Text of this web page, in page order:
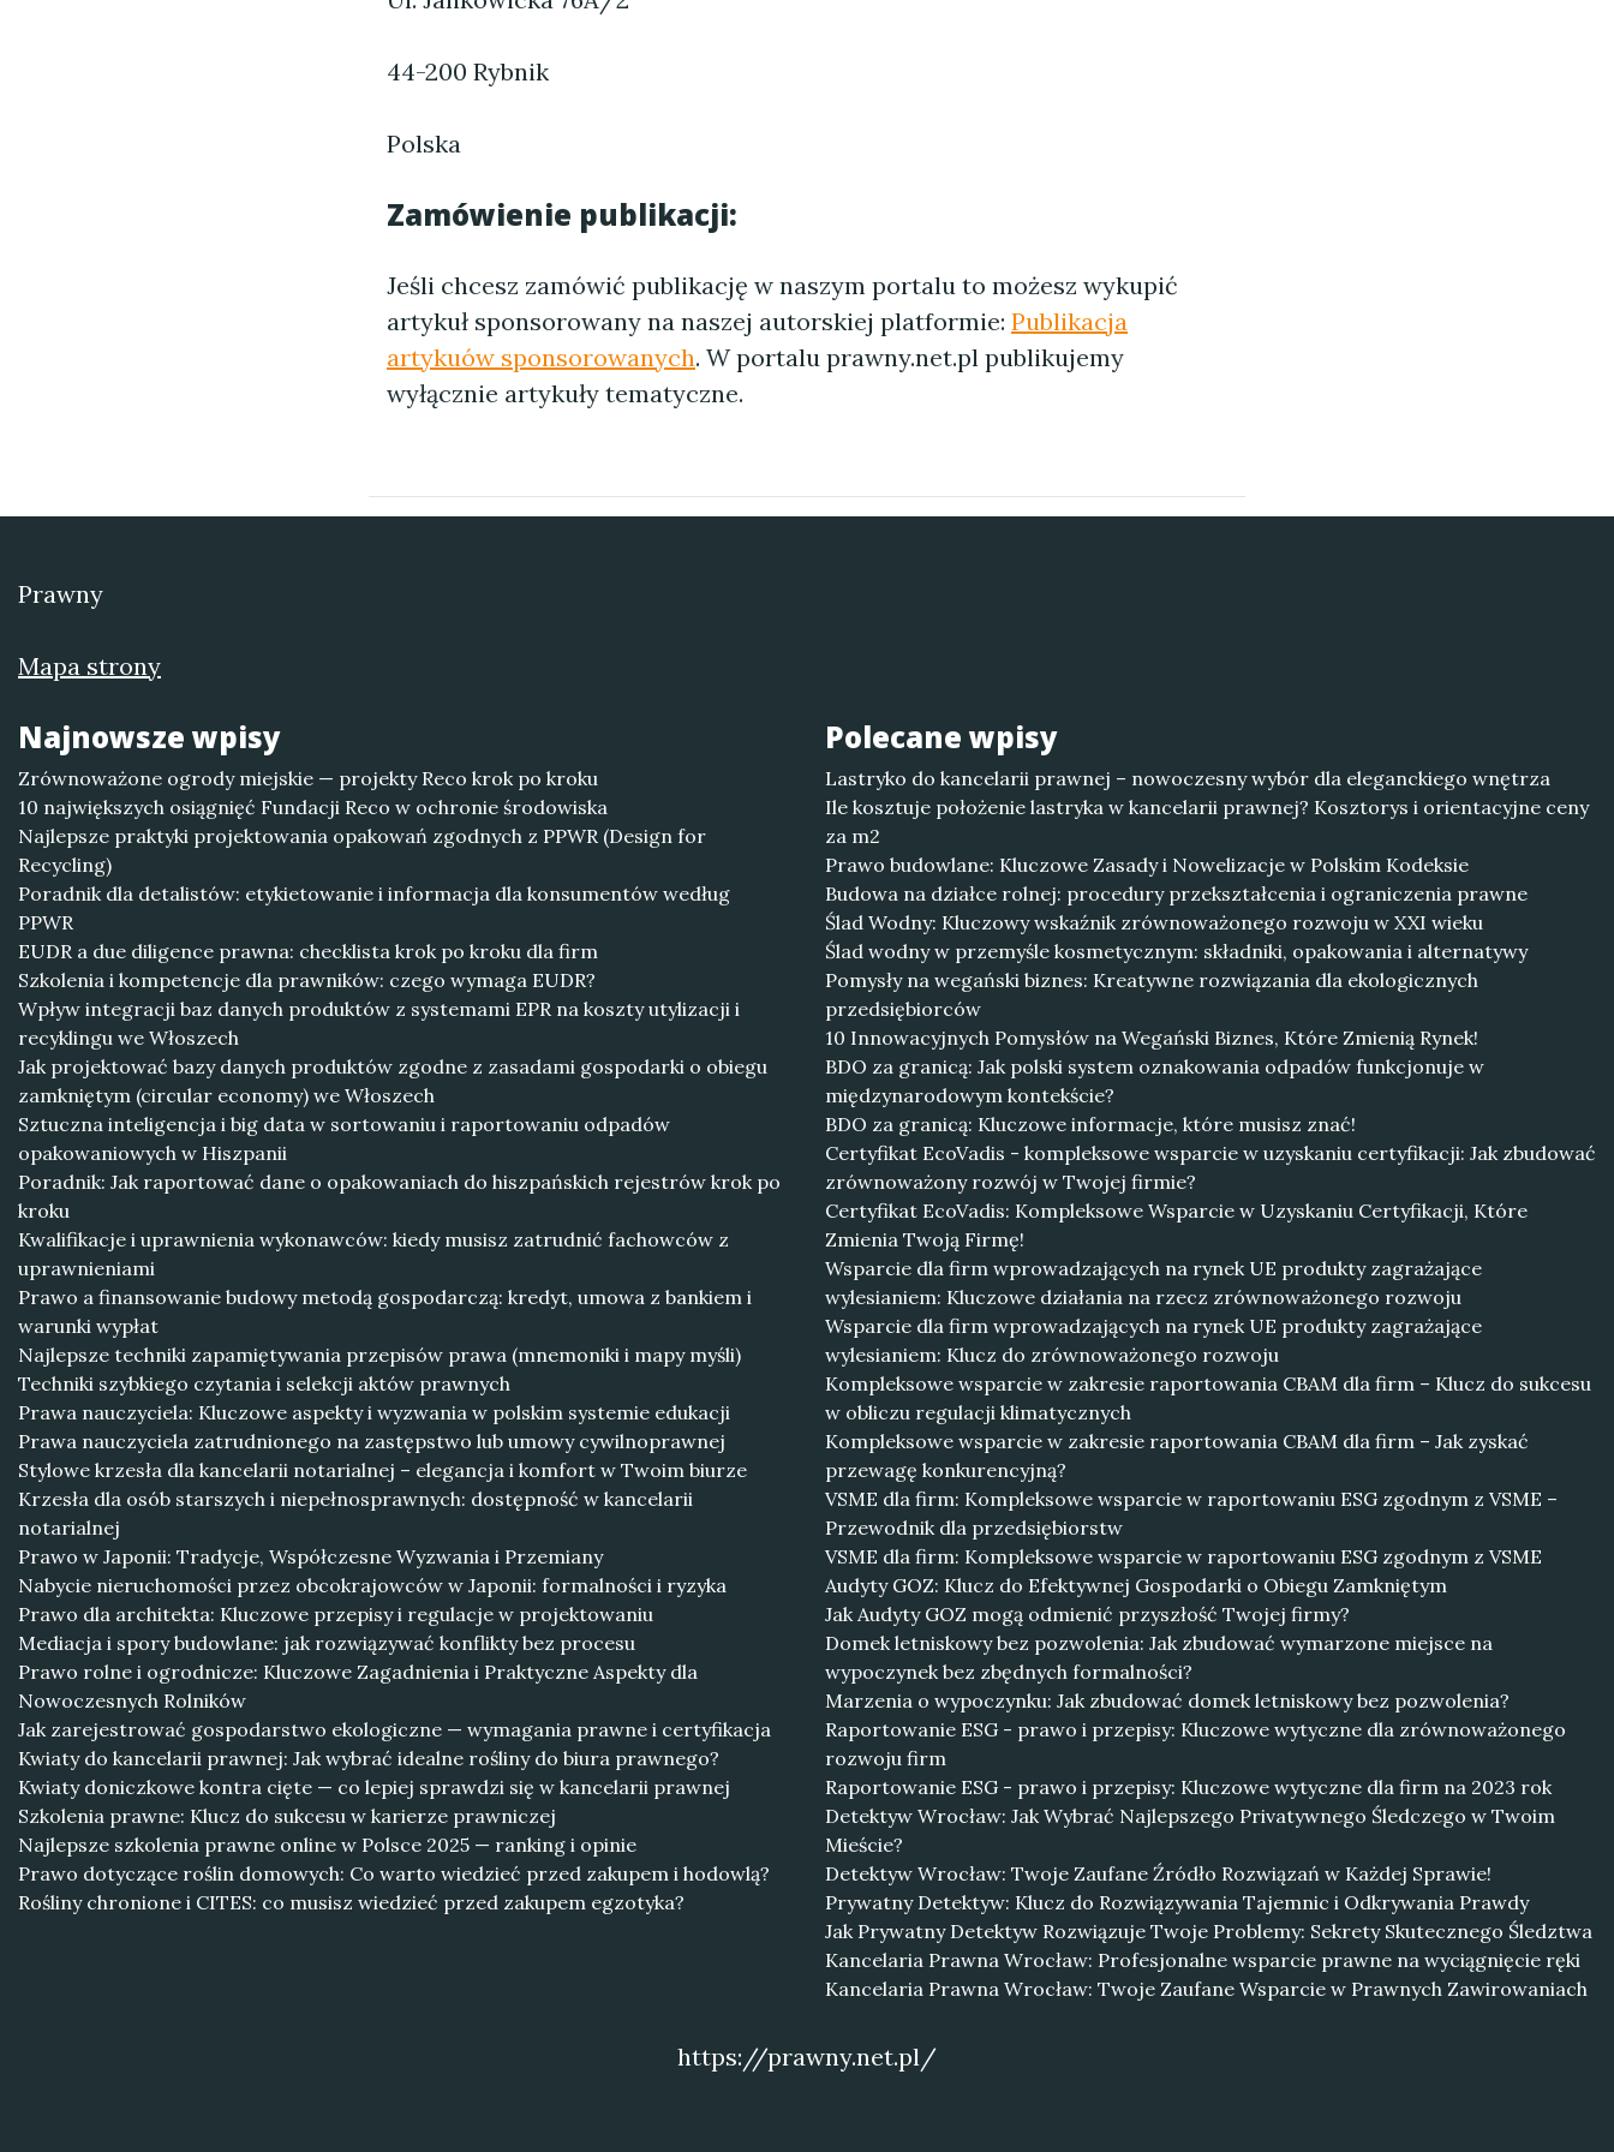
44-200 Rybnik
Polska
Zamówienie publikacji:
Jeśli chcesz zamówić publikację w naszym portalu to możesz wykupić
artykuł sponsorowany na naszej autorskiej platformie: Publikacja
artykuów sponsorowanych. W portalu prawny.net.pl publikujemy
wyłącznie artykuły tematyczne.
Prawny
Mapa strony
Najnowsze wpisy
Zrównoważone ogrody miejskie — projekty Reco krok po kroku
10 największych osiągnięć Fundacji Reco w ochronie środowiska
Najlepsze praktyki projektowania opakowań zgodnych z PPWR (Design for
Recycling)
Poradnik dla detalistów: etykietowanie i informacja dla konsumentów według
PPWR
EUDR a due diligence prawna: checklista krok po kroku dla firm
Szkolenia i kompetencje dla prawników: czego wymaga EUDR?
Wpływ integracji baz danych produktów z systemami EPR na koszty utylizacji i
recyklingu we Włoszech
Jak projektować bazy danych produktów zgodne z zasadami gospodarki o obiegu
zamkniętym (circular economy) we Włoszech
Sztuczna inteligencja i big data w sortowaniu i raportowaniu odpadów
opakowaniowych w Hiszpanii
Poradnik: Jak raportować dane o opakowaniach do hiszpańskich rejestrów krok po
kroku
Kwalifikacje i uprawnienia wykonawców: kiedy musisz zatrudnić fachowców z
uprawnieniami
Prawo a finansowanie budowy metodą gospodarczą: kredyt, umowa z bankiem i
warunki wypłat
Najlepsze techniki zapamiętywania przepisów prawa (mnemoniki i mapy myśli)
Techniki szybkiego czytania i selekcji aktów prawnych
Prawa nauczyciela: Kluczowe aspekty i wyzwania w polskim systemie edukacji
Prawa nauczyciela zatrudnionego na zastępstwo lub umowy cywilnoprawnej
Stylowe krzesła dla kancelarii notarialnej – elegancja i komfort w Twoim biurze
Krzesła dla osób starszych i niepełnosprawnych: dostępność w kancelarii
notarialnej
Prawo w Japonii: Tradycje, Współczesne Wyzwania i Przemiany
Nabycie nieruchomości przez obcokrajowców w Japonii: formalności i ryzyka
Prawo dla architekta: Kluczowe przepisy i regulacje w projektowaniu
Mediacja i spory budowlane: jak rozwiązywać konflikty bez procesu
Prawo rolne i ogrodnicze: Kluczowe Zagadnienia i Praktyczne Aspekty dla
Nowoczesnych Rolników
Jak zarejestrować gospodarstwo ekologiczne — wymagania prawne i certyfikacja
Kwiaty do kancelarii prawnej: Jak wybrać idealne rośliny do biura prawnego?
Kwiaty doniczkowe kontra cięte — co lepiej sprawdzi się w kancelarii prawnej
Szkolenia prawne: Klucz do sukcesu w karierze prawniczej
Najlepsze szkolenia prawne online w Polsce 2025 — ranking i opinie
Prawo dotyczące roślin domowych: Co warto wiedzieć przed zakupem i hodowlą?
Rośliny chronione i CITES: co musisz wiedzieć przed zakupem egzotyka?
Polecane wpisy
Lastryko do kancelarii prawnej – nowoczesny wybór dla eleganckiego wnętrza
Ile kosztuje położenie lastryka w kancelarii prawnej? Kosztorys i orientacyjne ceny
za m2
Prawo budowlane: Kluczowe Zasady i Nowelizacje w Polskim Kodeksie
Budowa na działce rolnej: procedury przekształcenia i ograniczenia prawne
Ślad Wodny: Kluczowy wskaźnik zrównoważonego rozwoju w XXI wieku
Ślad wodny w przemyśle kosmetycznym: składniki, opakowania i alternatywy
Pomysły na wegański biznes: Kreatywne rozwiązania dla ekologicznych
przedsiębiorców
10 Innowacyjnych Pomysłów na Wegański Biznes, Które Zmienią Rynek!
BDO za granicą: Jak polski system oznakowania odpadów funkcjonuje w
międzynarodowym kontekście?
BDO za granicą: Kluczowe informacje, które musisz znać!
Certyfikat EcoVadis - kompleksowe wsparcie w uzyskaniu certyfikacji: Jak zbudować
zrównoważony rozwój w Twojej firmie?
Certyfikat EcoVadis: Kompleksowe Wsparcie w Uzyskaniu Certyfikacji, Które
Zmienia Twoją Firmę!
Wsparcie dla firm wprowadzających na rynek UE produkty zagrażające
wylesianiem: Kluczowe działania na rzecz zrównoważonego rozwoju
Wsparcie dla firm wprowadzających na rynek UE produkty zagrażające
wylesianiem: Klucz do zrównoważonego rozwoju
Kompleksowe wsparcie w zakresie raportowania CBAM dla firm – Klucz do sukcesu
w obliczu regulacji klimatycznych
Kompleksowe wsparcie w zakresie raportowania CBAM dla firm – Jak zyskać
przewagę konkurencyjną?
VSME dla firm: Kompleksowe wsparcie w raportowaniu ESG zgodnym z VSME –
Przewodnik dla przedsiębiorstw
VSME dla firm: Kompleksowe wsparcie w raportowaniu ESG zgodnym z VSME
Audyty GOZ: Klucz do Efektywnej Gospodarki o Obiegu Zamkniętym
Jak Audyty GOZ mogą odmienić przyszłość Twojej firmy?
Domek letniskowy bez pozwolenia: Jak zbudować wymarzone miejsce na
wypoczynek bez zbędnych formalności?
Marzenia o wypoczynku: Jak zbudować domek letniskowy bez pozwolenia?
Raportowanie ESG - prawo i przepisy: Kluczowe wytyczne dla zrównoważonego
rozwoju firm
Raportowanie ESG - prawo i przepisy: Kluczowe wytyczne dla firm na 2023 rok
Detektyw Wrocław: Jak Wybrać Najlepszego Privatywnego Śledczego w Twoim
Mieście?
Detektyw Wrocław: Twoje Zaufane Źródło Rozwiązań w Każdej Sprawie!
Prywatny Detektyw: Klucz do Rozwiązywania Tajemnic i Odkrywania Prawdy
Jak Prywatny Detektyw Rozwiązuje Twoje Problemy: Sekrety Skutecznego Śledztwa
Kancelaria Prawna Wrocław: Profesjonalne wsparcie prawne na wyciągnięcie ręki
Kancelaria Prawna Wrocław: Twoje Zaufane Wsparcie w Prawnych Zawirowaniach
https://prawny.net.pl/